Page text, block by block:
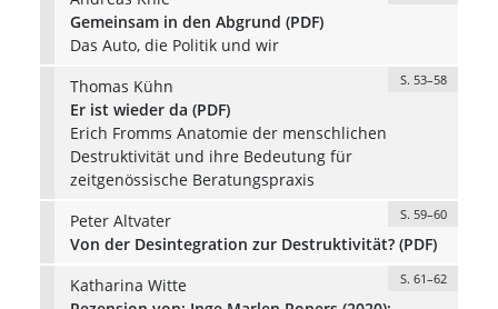
Gemeinsam in den Abgrund (PDF)
Das Auto, die Politik und wir
Thomas Kühn
S. 53–58
Er ist wieder da (PDF)
Erich Fromms Anatomie der menschlichen
Destruktivität und ihre Bedeutung für
zeitgenössische Beratungspraxis
Peter Altvater
S. 59–60
Von der Desintegration zur Destruktivität? (PDF)
Katharina Witte
S. 61–62